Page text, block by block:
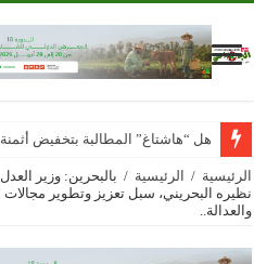
هل “هاشتاغ” المطالبة بتخفيض
الرئيسية / الرئيسية / بالبحرين: وزير
نظيره البحريني، سبل تعزيز وتطوير
والعدالة..